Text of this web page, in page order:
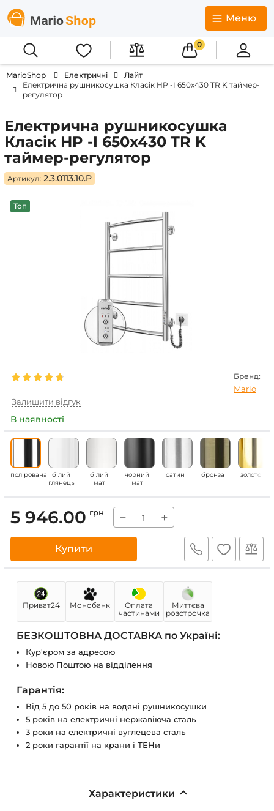
Меню
0
MarioShop Електричні
Лайт
Електрична рушникосушка Класік HP -I 650x430 TR K таймер-
регулятор
Електрична рушникосушка
Класік HP -I 650x430 TR K
таймер-регулятор
Артикул: 2.3.0113.10.P
Топ
Бренд:
Mario
Залишити відгук
В наявності
полірована
білий
глянець
білий
мат
чорний
мат
сатин бронза золото
5 946.00 грн − +
Купити
Приват24 Монобанк
Оплата
частинами
Миттєва
розстрочка
БЕЗКОШТОВНА ДОСТАВКА по Україні:
Кур'єром за адресою
Новою Поштою на відділення
Гарантія:
Від 5 до 50 років на водяні рушникосушки
5 років на електричні нержавіюча сталь
3 роки на електричні вуглецева сталь
2 роки гарантії на крани і ТЕНи
Характеристики